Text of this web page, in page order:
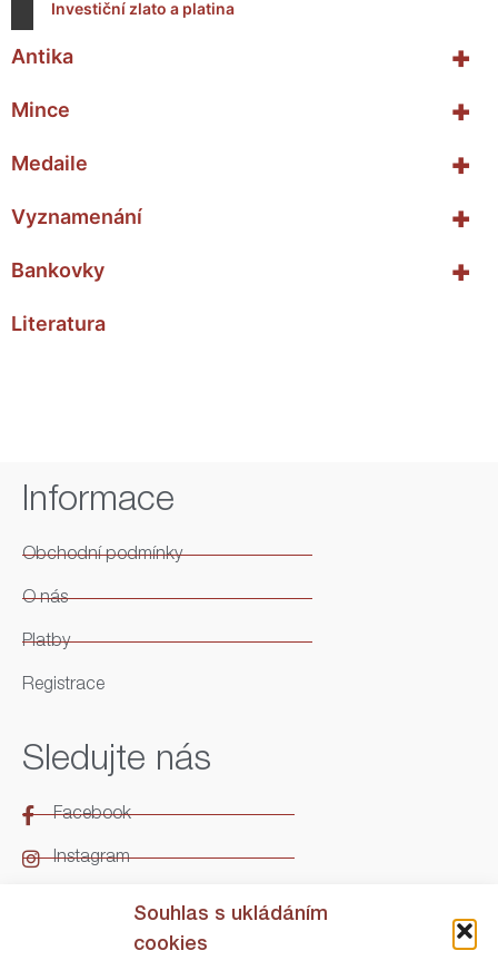
Souhlas s ukládáním
cookies
Investiční zlato a platina
+
Antika
+
Mince
+
Medaile
+
Vyznamenání
+
Bankovky
Literatura
Informace
Obchodní podmínky
O nás
Platby
Registrace
Sledujte nás
Facebook
Instagram